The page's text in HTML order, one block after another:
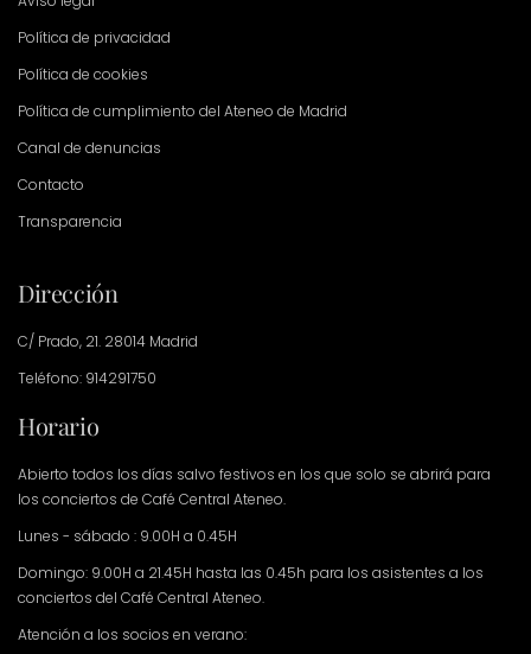
Política de privacidad
Política de cookies
Política de cumplimiento del Ateneo de Madrid
Canal de denuncias
Contacto
Transparencia
Dirección
C/ Prado, 21. 28014 Madrid
Teléfono: 914291750
Horario
Abierto todos los días salvo festivos en los que solo se abrirá para
los conciertos de Café Central Ateneo.
Lunes - sábado : 9.00H a 0.45H
Domingo: 9.00H a 21.45H hasta las 0.45h para los asistentes a los
conciertos del Café Central Ateneo.
Atención a los socios en verano: